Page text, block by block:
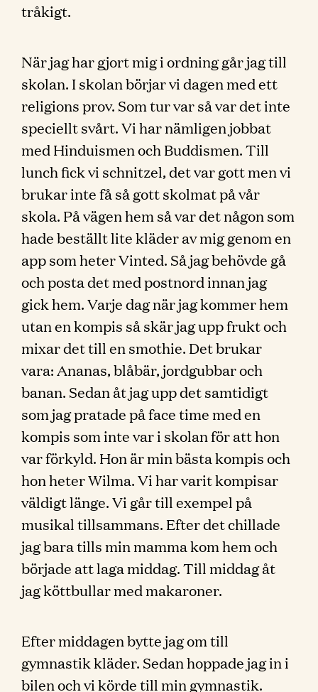
tråkigt.
När jag har gjort mig i ordning går jag till
skolan. I skolan börjar vi dagen med ett
religions prov. Som tur var så var det inte
speciellt svårt. Vi har nämligen jobbat
med Hinduismen och Buddismen. Till
lunch fick vi schnitzel, det var gott men vi
brukar inte få så gott skolmat på vår
skola. På vägen hem så var det någon som
hade beställt lite kläder av mig genom en
app som heter Vinted. Så jag behövde gå
och posta det med postnord innan jag
gick hem. Varje dag när jag kommer hem
utan en kompis så skär jag upp frukt och
mixar det till en smothie. Det brukar
vara: Ananas, blåbär, jordgubbar och
banan. Sedan åt jag upp det samtidigt
som jag pratade på face time med en
kompis som inte var i skolan för att hon
var förkyld. Hon är min bästa kompis och
hon heter Wilma. Vi har varit kompisar
väldigt länge. Vi går till exempel på
musikal tillsammans. Efter det chillade
jag bara tills min mamma kom hem och
började att laga middag. Till middag åt
jag köttbullar med makaroner.
Efter middagen bytte jag om till
gymnastik kläder. Sedan hoppade jag in i
bilen och vi körde till min gymnastik.